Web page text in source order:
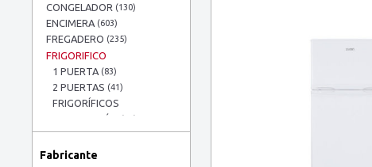
CONGELADOR (130)
ENCIMERA (603)
FREGADERO (235)
FRIGORIFICO
1 PUERTA (83)
2 PUERTAS (41)
FRIGORÍFICOS
INTEGRACIÓN
GRIFO(99)
HORNO ENCASTRE
Fabricante